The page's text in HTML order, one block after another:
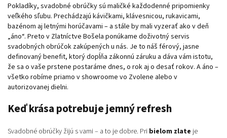
Pokladíky, svadobné obrúčky sú maličké každodenné pripomienky
veľkého sľubu. Prechádzajú kávičkami, klávesnicou, rukavicami,
bazénom aj letnými horúčavami – a stále by mali vyzerať ako v deň
„áno“. Preto v Zlatníctve Bošela ponúkame doživotný servis
svadobných obrúčok zakúpených u nás. Je to náš férový, jasne
definovaný benefit, ktorý dopĺňa zákonnú záruku a dáva vám istotu,
že sa o vaše prstene postaráme dnes, o rok aj o desať rokov. A áno –
všetko robíme priamo v showroome vo Zvolene alebo v
autorizovanej dielni.
Keď krása potrebuje jemný refresh
Svadobné obrúčky žijú s vami – a to je dobre. Pri bielom zlate je